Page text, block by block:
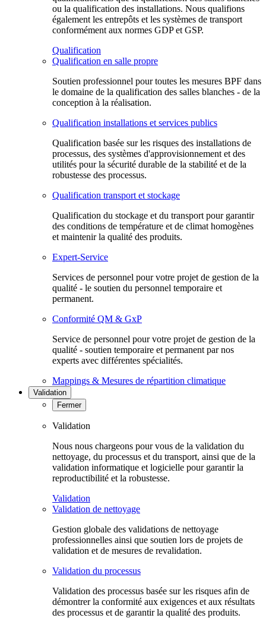
ou la qualification des installations. Nous qualifions
également les entrepôts et les systèmes de transport
conformément aux normes GDP et GSP.
Qualification
Qualification en salle propre
Soutien professionnel pour toutes les mesures BPF dans
le domaine de la qualification des salles blanches - de la
conception à la réalisation.
Qualification installations et services publics
Qualification basée sur les risques des installations de
processus, des systèmes d'approvisionnement et des
utilités pour la sécurité durable de la stabilité et de la
robustesse des processus.
Qualification transport et stockage
Qualification du stockage et du transport pour garantir
des conditions de température et de climat homogènes
et maintenir la qualité des produits.
Expert-Service
Services de personnel pour votre projet de gestion de la
qualité - le soutien du personnel temporaire et
permanent.
Conformité QM & GxP
Service de personnel pour votre projet de gestion de la
qualité - soutien temporaire et permanent par nos
experts avec différentes spécialités.
Mappings & Mesures de répartition climatique
Validation
Fermer
Validation
Nous nous chargeons pour vous de la validation du
nettoyage, du processus et du transport, ainsi que de la
validation informatique et logicielle pour garantir la
reproductibilité et la robustesse.
Validation
Validation de nettoyage
Gestion globale des validations de nettoyage
professionnelles ainsi que soutien lors de projets de
validation et de mesures de revalidation.
Validation du processus
Validation des processus basée sur les risques afin de
démontrer la conformité aux exigences et aux résultats
des processus et de garantir la qualité des produits.